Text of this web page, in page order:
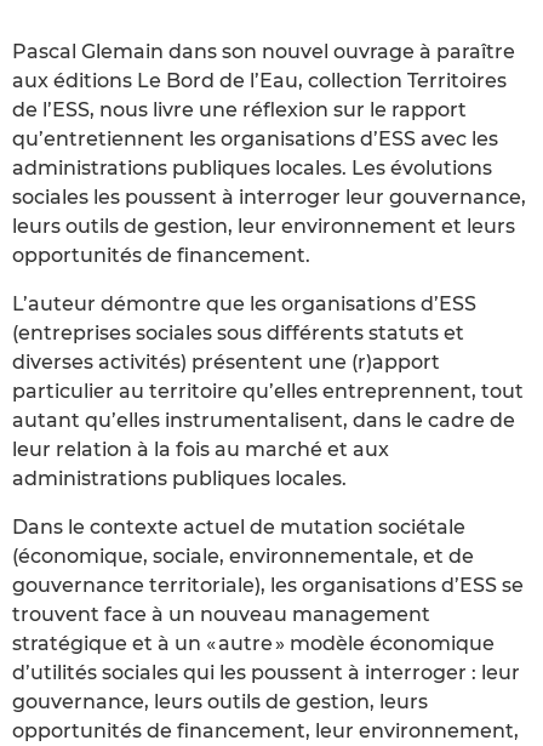
Pascal Glemain dans son nouvel ouvrage à paraître
aux éditions Le Bord de l’Eau, collection Territoires
de l’ESS, nous livre une réflexion sur le rapport
qu’entretiennent les organisations d’ESS avec les
administrations publiques locales. Les évolutions
sociales les poussent à interroger leur gouvernance,
leurs outils de gestion, leur environnement et leurs
opportunités de financement.
L’auteur démontre que les organisations d’ESS
(entreprises sociales sous différents statuts et
diverses activités) présentent une (r)apport
particulier au territoire qu’elles entreprennent, tout
autant qu’elles instrumentalisent, dans le cadre de
leur relation à la fois au marché et aux
administrations publiques locales.
Dans le contexte actuel de mutation sociétale
(économique, sociale, environnementale, et de
gouvernance territoriale), les organisations d’ESS se
trouvent face à un nouveau management
stratégique et à un « autre » modèle économique
d’utilités sociales qui les poussent à interroger : leur
gouvernance, leurs outils de gestion, leurs
opportunités de financement, leur environnement,